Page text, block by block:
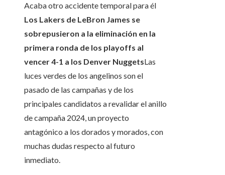
Acaba otro accidente temporal para él
Los Lakers de LeBron James se
sobrepusieron a la eliminación en la
primera ronda de los playoffs al
vencer 4-1 a los Denver NuggetsLas
luces verdes de los angelinos son el
pasado de las campañas y de los
principales candidatos a revalidar el anillo
de campaña 2024, un proyecto
antagónico a los dorados y morados, con
muchas dudas respecto al futuro
inmediato.